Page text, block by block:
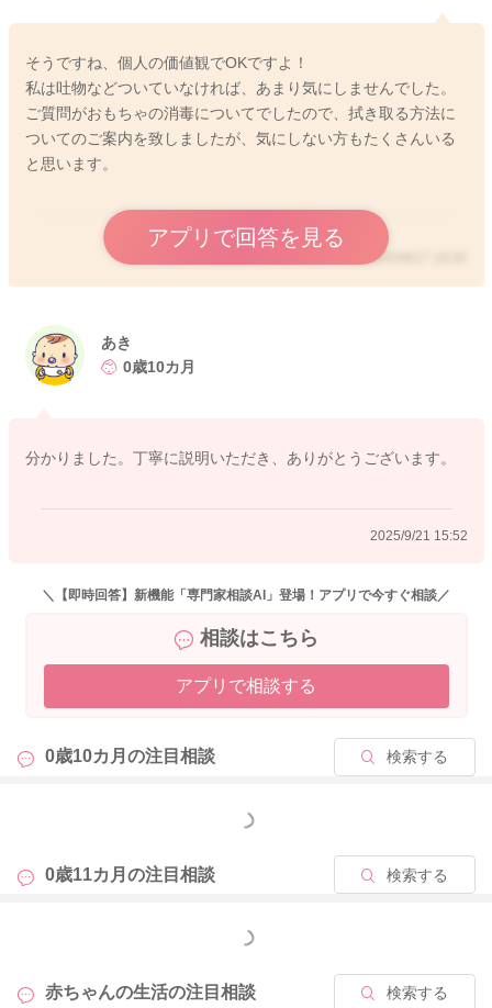
そうですね、個人の価値観でOKですよ！
私は吐物などついていなければ、あまり気にしませんでした。
ご質問がおもちゃの消毒についてでしたので、拭き取る方法に
ついてのご案内を致しましたが、気にしない方もたくさんいる
と思います。
アプリで回答を見る
2025/9/17 18:00
あき
0歳10カ月
分かりました。丁寧に説明いただき、ありがとうございます。
2025/9/21 15:52
＼【即時回答】新機能「専門家相談AI」登場！アプリで今すぐ相談／
相談はこちら
アプリで相談する
0歳10カ月の注目相談 検索する
もっと見る
0歳11カ月の注目相談 検索する
もっと見る
赤ちゃんの生活の注目相談 検索する